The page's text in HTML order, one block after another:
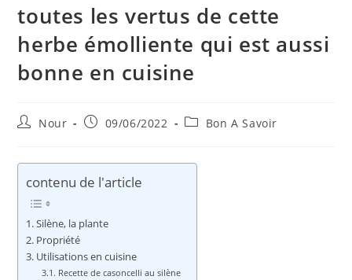
toutes les vertus de cette
herbe émolliente qui est aussi
bonne en cuisine
Auteur/autrice
publication :
Nour
Publication
09/06/2022
PostBon A Savoir
contenu de l'article
Silène, la plante
Propriété
Utilisations en cuisine
Recette de casoncelli au silène